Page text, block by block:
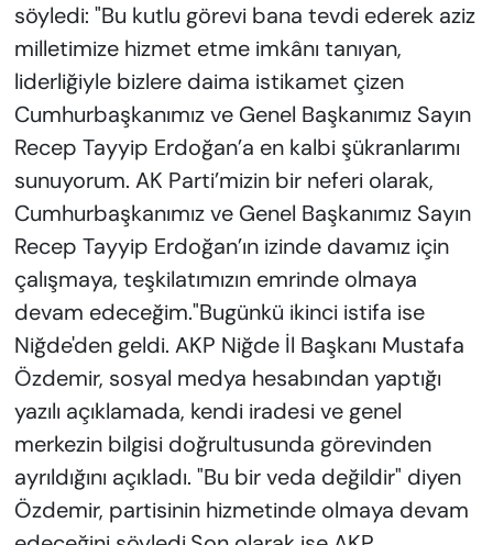
söyledi: "Bu kutlu görevi bana tevdi ederek aziz
milletimize hizmet etme imkânı tanıyan,
liderliğiyle bizlere daima istikamet çizen
Cumhurbaşkanımız ve Genel Başkanımız Sayın
Recep Tayyip Erdoğan’a en kalbi şükranlarımı
sunuyorum. AK Parti’mizin bir neferi olarak,
Cumhurbaşkanımız ve Genel Başkanımız Sayın
Recep Tayyip Erdoğan’ın izinde davamız için
çalışmaya, teşkilatımızın emrinde olmaya
devam edeceğim."Bugünkü ikinci istifa ise
Niğde'den geldi. AKP Niğde İl Başkanı Mustafa
Özdemir, sosyal medya hesabından yaptığı
yazılı açıklamada, kendi iradesi ve genel
merkezin bilgisi doğrultusunda görevinden
ayrıldığını açıkladı. "Bu bir veda değildir" diyen
Özdemir, partisinin hizmetinde olmaya devam